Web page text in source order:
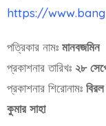
https://
পত্রিকার নামঃ মানবজমিন
প্রকাশনার তারিখঃ ২৮
প্রকাশনার শিরোনামঃ
কুমার সাহা